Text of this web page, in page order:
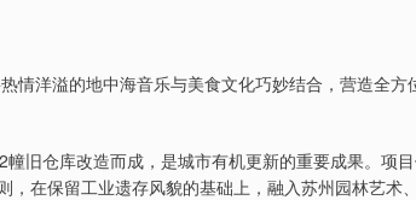
情洋溢的地中海音乐与美食文化巧妙结合，营造全
旧仓库改造而成，是城市有机更新的重要成果。项
，在保留工业遗存风貌的基础上，融入苏州园林艺术